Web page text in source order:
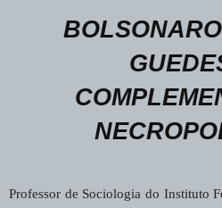
Professor de Sociologia do Instituto